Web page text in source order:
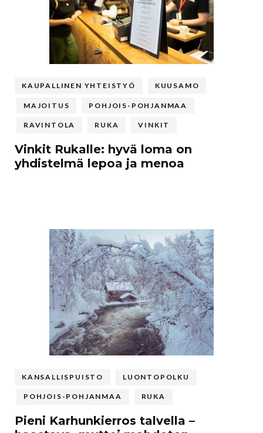
KAUPALLINEN YHTEISTYÖ KUUSAMO
MAJOITUS POHJOIS-POHJANMAA
RAVINTOLA RUKA VINKIT
Vinkit Rukalle: hyvä loma on
yhdistelmä lepoa ja menoa
KANSALLISPUISTO LUONTOPOLKU
POHJOIS-POHJANMAA RUKA
Pieni Karhunkierros talvella –